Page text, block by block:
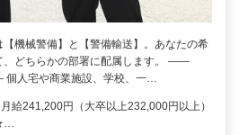
機械警備】と【警備輸送】。あなたの希
、どちらかの部署に配属します。 ――
個人宅や商業施設、学校、一…
給241,200円（大卒以上232,000円以上）